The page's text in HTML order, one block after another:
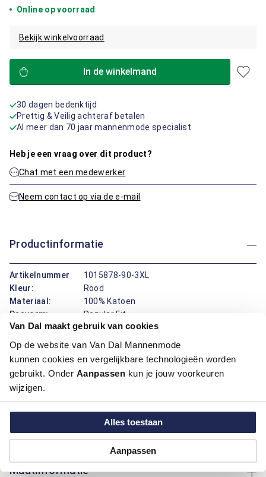
Van Dal maakt gebruik van cookies
Op de website van Van Dal Mannenmode
kunnen cookies en vergelijkbare technologieën worden
gebruikt. Onder Aanpassen kun je jouw voorkeuren
wijzigen.
Alles toestaan
Aanpassen
Online op voorraad
Bekijk winkelvoorraad
In de winkelmand
30 dagen bedenktijd
Prettig & Veilig achteraf betalen
Al meer dan 70 jaar mannenmode specialist
Heb je een vraag over dit product?
Chat met een medewerker
Neem contact op via de e-mail
Productinformatie
Artikelnummer
1015878-90-3XL
Kleur:
Rood
Materiaal:
100% Katoen
Pasvorm:
Regular Fit
Dit overhemd van Bartlett combineert een eigentijdse
uitstraling met een comfortabele regular fit pasvorm. Het
opvallende all-overmotief in midden groen en rood geeft dit
model een levendige en moderne look. Gemaakt van 100%
ademend vermogen. Afgewerkt met een klassieke boord en
knoopsluiting is dit overhemd geschikt voor zowel een nette
als een casual gelegenheid.
Maatinformatie